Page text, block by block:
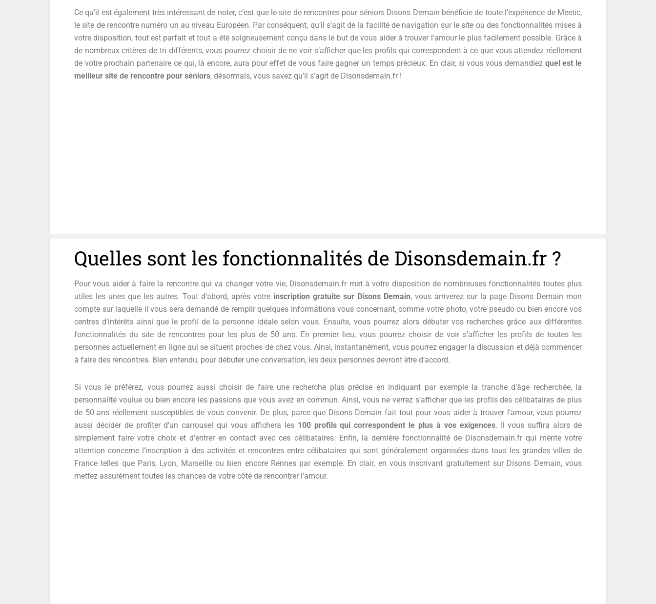
Ce qu’il est également très intéressant de noter, c’est que le site de rencontres pour séniors Disons Demain bénéficie de toute l’expérience de Meetic,
le site de rencontre numéro un au niveau Européen. Par conséquent, qu’il s’agit de la facilité de navigation sur le site ou des fonctionnalités mises à
votre disposition, tout est parfait et tout a été soigneusement conçu dans le but de vous aider à trouver l’amour le plus facilement possible. Grâce à
de nombreux critères de tri différents, vous pourrez choisir de ne voir s’afficher que les profils qui correspondent à ce que vous attendez réellement
de votre prochain partenaire ce qui, là encore, aura pour effet de vous faire gagner un temps précieux. En clair, si vous vous demandiez quel est le
meilleur site de rencontre pour séniors, désormais, vous savez qu’il s’agit de Disonsdemain.fr !
Quelles sont les fonctionnalités de Disonsdemain.fr ?
Pour vous aider à faire la rencontre qui va changer votre vie, Disonsdemain.fr met à votre disposition de nombreuses fonctionnalités toutes plus
utiles les unes que les autres. Tout d’abord, après votre inscription gratuite sur Disons Demain, vous arriverez sur la page Disons Demain mon
compte sur laquelle il vous sera demandé de remplir quelques informations vous concernant, comme votre photo, votre pseudo ou bien encore vos
centres d’intérêts ainsi que le profil de la personne idéale selon vous. Ensuite, vous pourrez alors débuter vos recherches grâce aux différentes
fonctionnalités du site de rencontres pour les plus de 50 ans. En premier lieu, vous pourrez choisir de voir s’afficher les profils de toutes les
personnes actuellement en ligne qui se situent proches de chez vous. Ainsi, instantanément, vous pourrez engager la discussion et déjà commencer
à faire des rencontres. Bien entendu, pour débuter une conversation, les deux personnes devront être d’accord.
Si vous le préférez, vous pourrez aussi choisir de faire une recherche plus précise en indiquant par exemple la tranche d’âge recherchée, la
personnalité voulue ou bien encore les passions que vous avez en commun. Ainsi, vous ne verrez s’afficher que les profils des célibataires de plus
de 50 ans réellement susceptibles de vous convenir. De plus, parce que Disons Demain fait tout pour vous aider à trouver l’amour, vous pourrez
aussi décider de profiter d’un carrousel qui vous affichera les 100 profils qui correspondent le plus à vos exigences. Il vous suffira alors de
simplement faire votre choix et d’entrer en contact avec ces célibataires. Enfin, la dernière fonctionnalité de Disonsdemain.fr qui mérite votre
attention concerne l’inscription à des activités et rencontres entre célibataires qui sont généralement organisées dans tous les grandes villes de
France telles que Paris, Lyon, Marseille ou bien encore Rennes par exemple. En clair, en vous inscrivant gratuitement sur Disons Demain, vous
mettez assurément toutes les chances de votre côté de rencontrer l’amour.